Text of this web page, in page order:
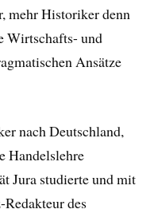
mehr Historiker denn
Wirtschafts- und
Ansätze
nach Deutschland,
Handelslehre
Jura studierte und mit
des